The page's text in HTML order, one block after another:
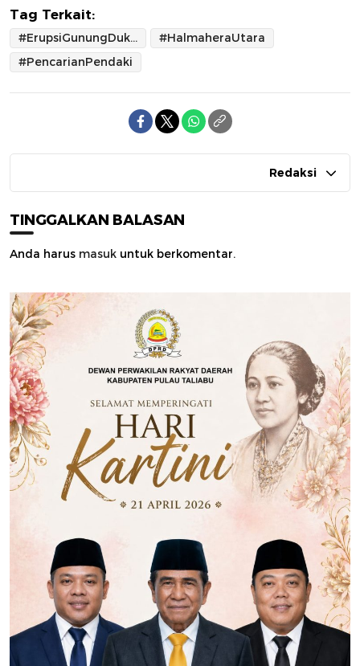
Tag Terkait:
#ErupsiGunungDukono
#HalmaheraUtara
#PencarianPendaki
Redaksi
TINGGALKAN BALASAN
Anda harus masuk untuk berkomentar.